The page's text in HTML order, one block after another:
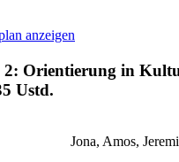
anzeigen
2: Orientierung in
Ustd.
Jona, Amos,